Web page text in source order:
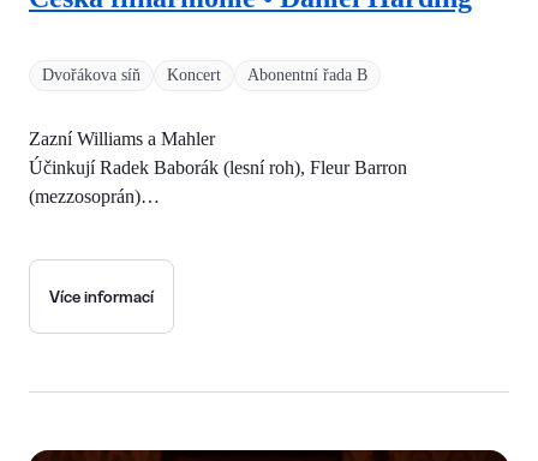
Dvořákova síň Koncert Abonentní řada B
Zazní Williams a Mahler
Účinkují Radek Baborák (lesní roh), Fleur Barron
(mezzosoprán)…
Více informací